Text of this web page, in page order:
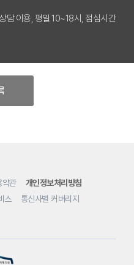
담 이용, 평일 10~18시, 점심시간
약관
개인정보처리방침
스
통신사별 커버리지